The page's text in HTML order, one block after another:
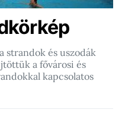
strandok és uszodák
a fővárosi és
kapcsolatos